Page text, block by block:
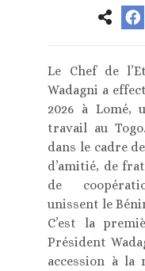
Le Chef de
Wadagni a
2026 à Lomé,
travail au
dans le cadre
d’amitié, de
de
unissent le
C’est la
Président
accession à la